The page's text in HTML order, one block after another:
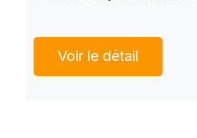
Voir le détail